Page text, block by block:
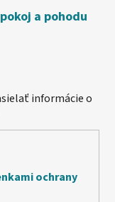
a pohodu
informácie o
ochrany